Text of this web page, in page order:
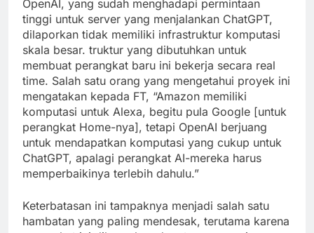
OpenAI, yang sudah menghadapi permintaan
tinggi untuk server yang menjalankan ChatGPT,
dilaporkan tidak memiliki infrastruktur komputasi
skala besar. truktur yang dibutuhkan untuk
membuat perangkat baru ini bekerja secara real
time. Salah satu orang yang mengetahui proyek ini
mengatakan kepada FT, “Amazon memiliki
komputasi untuk Alexa, begitu pula Google [untuk
perangkat Home-nya], tetapi OpenAI berjuang
untuk mendapatkan komputasi yang cukup untuk
ChatGPT, apalagi perangkat AI-mereka harus
memperbaikinya terlebih dahulu.”
Keterbatasan ini tampaknya menjadi salah satu
hambatan yang paling mendesak, terutama karena